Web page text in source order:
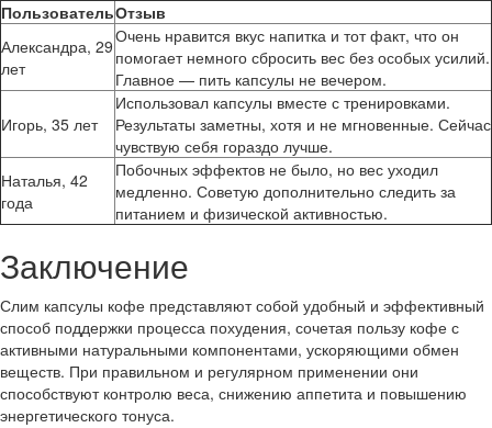
ПользовательОтзыв
Александра, 29
лет
Очень нравится вкус напитка и тот факт, что он
помогает немного сбросить вес без особых усилий.
Главное — пить капсулы не вечером.
Игорь, 35 лет
Использовал капсулы вместе с тренировками.
Результаты заметны, хотя и не мгновенные. Сейчас
чувствую себя гораздо лучше.
Наталья, 42
года
Побочных эффектов не было, но вес уходил
медленно. Советую дополнительно следить за
питанием и физической активностью.
Заключение
Слим капсулы кофе представляют собой удобный и эффективный
способ поддержки процесса похудения, сочетая пользу кофе с
активными натуральными компонентами, ускоряющими обмен
веществ. При правильном и регулярном применении они
способствуют контролю веса, снижению аппетита и повышению
энергетического тонуса.